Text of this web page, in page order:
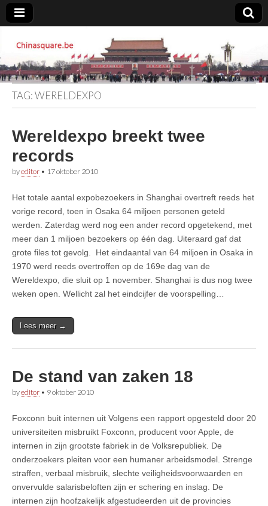
Chinasquare.be
TAG:WERELDEXPO
Wereldexpo breekt twee
records
byeditor • 17 oktober 2010
Het totale aantal expobezoekers in Shanghai overtreft reeds het
vorige record, toen in Osaka 64 miljoen personen geteld
werden. Zaterdag werd nog een ander record opgetekend, met
meer dan 1 miljoen bezoekers op één dag. Uiteraard gaf dat
grote files tot gevolg. Het eindaantal van 64 miljoen in Osaka in
1970 werd reeds overtroffen op de 169e dag van de
Wereldexpo, die sluit op 1 november. Shanghai is dus nog twee
weken open. Wellicht zal het eindcijfer de voorspelling…
Lees meer →
De stand van zaken 18
byeditor • 9 oktober 2010
Foxconn buit internen uit Volgens een rapport opgesteld door 20
universiteiten misbruikt Foxconn, producent voor Apple, de
internen in zijn grootste fabriek in de Volksrepubliek. De
onderzoekers pleiten voor een humaner arbeidsmodel. Strenge
straffen, verbaal misbruik, slechte veiligheidsvoorwaarden en
onvervulde salarisbeloften zijn er schering en inslag. De
internen zijn hoofzakelijk afgestudeerden uit de provincies